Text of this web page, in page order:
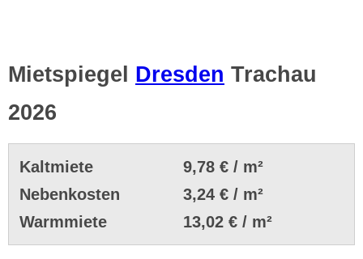
Mietspiegel Dresden Trachau
2026
Kaltmiete
9,78 € / m²
Nebenkosten
3,24 € / m²
Warmmiete
13,02 € / m²